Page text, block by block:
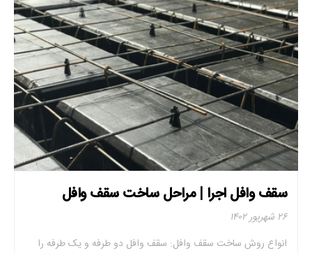
سقف وافل اجرا | مراحل ساخت سقف وافل
۲۶ شهریور ۱۴۰۲
انواع روش ساخت سقف وافل: سقف وافل دو طرفه و یک طرفه را